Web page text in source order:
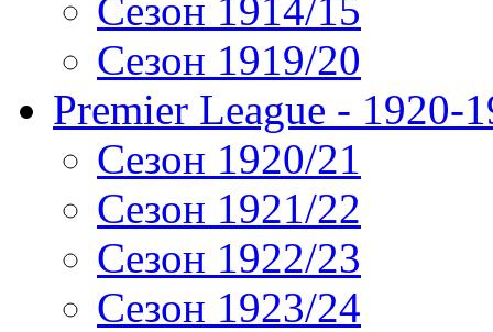
Сезон 1914/15
Сезон 1919/20
Premier League - 1920-
Сезон 1920/21
Сезон 1921/22
Сезон 1922/23
Сезон 1923/24